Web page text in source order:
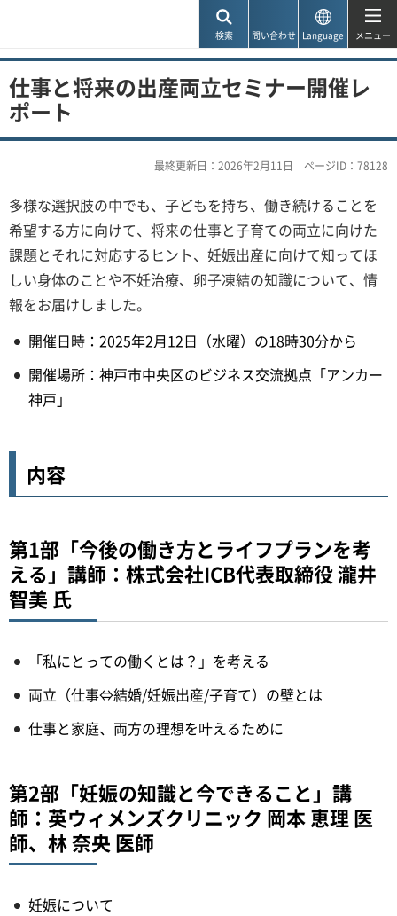
検索 問い合わせ Language メニュー
仕事と将来の出産両立セミナー開催レ
ポート
最終更新日：2026年2月11日 ページID：78128
多様な選択肢の中でも、子どもを持ち、働き続けることを
希望する方に向けて、将来の仕事と子育ての両立に向けた
課題とそれに対応するヒント、妊娠出産に向けて知ってほ
しい身体のことや不妊治療、卵子凍結の知識について、情
報をお届けしました。
開催日時：2025年2月12日（水曜）の18時30分から
開催場所：神戸市中央区のビジネス交流拠点「アンカー
神戸」
内容
第1部「今後の働き方とライフプランを考
える」講師：株式会社ICB代表取締役 瀧井
智美 氏
「私にとっての働くとは？」を考える
両立（仕事⇔結婚/妊娠出産/子育て）の壁とは
仕事と家庭、両方の理想を叶えるために
第2部「妊娠の知識と今できること」講
師：英ウィメンズクリニック 岡本 恵理 医
師、林 奈央 医師
妊娠について